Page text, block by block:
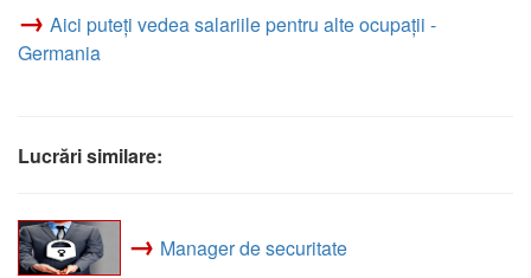
→ Aici puteți vedea salariile pentru alte ocupații -
Germania
Lucrări similare:
→ Manager de securitate